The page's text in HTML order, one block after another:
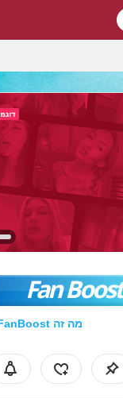
Fan Boost
מה זה FanBoost?